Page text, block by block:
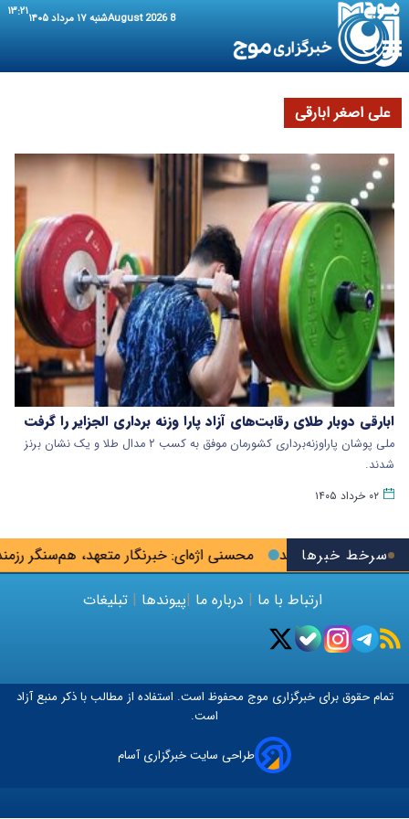
8 August 2026 شنبه ۱۷ مرداد ۱۴۰۵ ۱۳:۲۱
سرخط خبرها محسنی اژه‌ای: خبرنگار متعهد، هم‌سنگر کلان به جیب می‌زنند
علی اصغر ابارقی
ابارقی دوبار طلای رقابت‌های آزاد پارا وزنه برداری الجزایر را گرفت
ملی پوشان پاراوزنه‌برداری کشورمان موفق به کسب ۲ مدال طلا و یک نشان برنز
شدند.
۰۲ خرداد ۱۴۰۵
ارتباط با ما | درباره ما |پیوندها | تبلیغات
تمام حقوق برای خبرگزاری موج محفوظ است. استفاده از مطالب با ذکر منبع آزاد
است.
طراحی سایت خبرگزاری آسام